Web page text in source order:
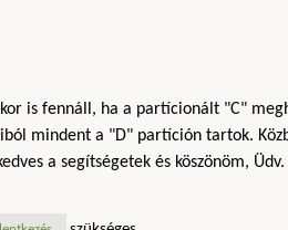
is fennáll, ha a partícionált "C"
mindent a "D" partíción tartok.
a segítségetek és köszönöm, Üdv.